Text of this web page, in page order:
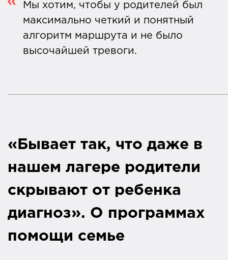
Мы хотим, чтобы у родителей был
максимально четкий и понятный
алгоритм маршрута и не было
высочайшей тревоги.
«Бывает так, что даже в
нашем лагере родители
скрывают от ребенка
диагноз». О программах
помощи семье